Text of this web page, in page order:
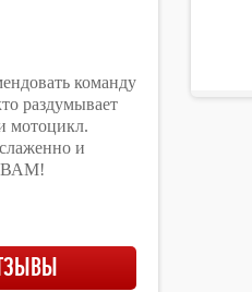
команду
раздумывает
мотоцикл.
и
ВАМ!